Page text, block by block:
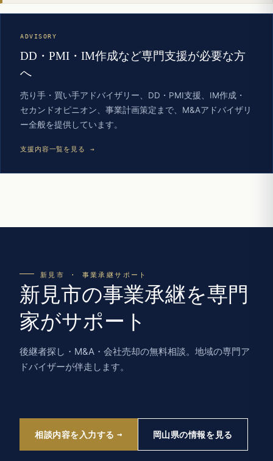
ADVISORY
DD・PMI・IM作成など専門支援が必要な方
へ
売り手・買い手アドバイザリー、DD・PMI支援、IM作成・
セカンドオピニオン、事業計画策定まで、M&Aアドバイザリ
ー全般を提供しています。
支援内容一覧を見る →
新見市 · 事業承継サポート
新見市の事業承継を専門
家がサポート
後継者探し・M&A・会社売却の無料相談。地域の専門ア
ドバイザーが伴走します。
相談内容を入力する 岡山県の情報を見る